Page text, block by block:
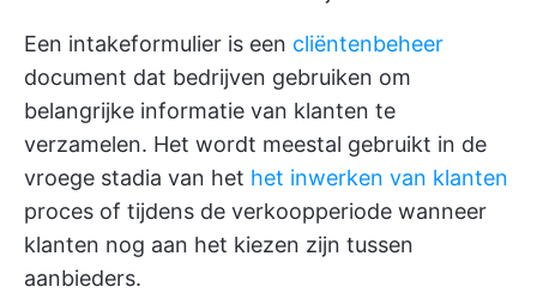
Een intakeformulier is een cliëntenbeheer
document dat bedrijven gebruiken om
belangrijke informatie van klanten te
verzamelen. Het wordt meestal gebruikt in de
vroege stadia van het het inwerken van klanten
proces of tijdens de verkoopperiode wanneer
klanten nog aan het kiezen zijn tussen
aanbieders.